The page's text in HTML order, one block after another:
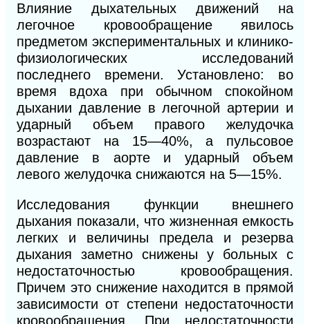
Влияние дыхательных движений на
легочное кровообращение явилось
предметом экспериментальных и клинико-
физиологических исследований
последнего времени. Установлено: во
время вдоха при обычном спокойном
дыхании давление в легочной артерии и
ударный объем правого желудочка
возрастают на 15—40%, а пульсовое
давление в аорте и ударный объем
левого желудочка снижаются на 5—15%.
Исследования функции внешнего
дыхания показали, что жизненная емкость
легких и величины предела и резерва
дыхания заметно снижены у больных с
недостаточностью кровообращения.
Причем это снижение находится в прямой
зависимости от степени недостаточности
кровообращения. При недостаточности